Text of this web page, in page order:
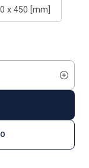
x 450 [mm]